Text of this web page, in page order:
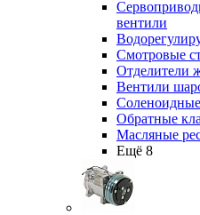
вентили
Смотровые
Отделители
Вентили
Обратные
Масляные
Ещё 8